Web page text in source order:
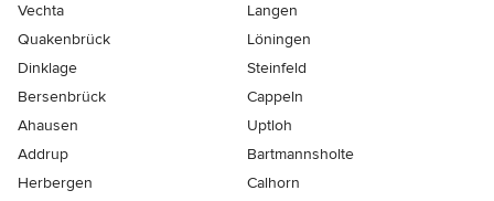
Vechta
Langen
Quakenbrück
Löningen
Dinklage
Steinfeld
Bersenbrück
Cappeln
Ahausen
Uptloh
Addrup
Bartmannsholte
Herbergen
Calhorn